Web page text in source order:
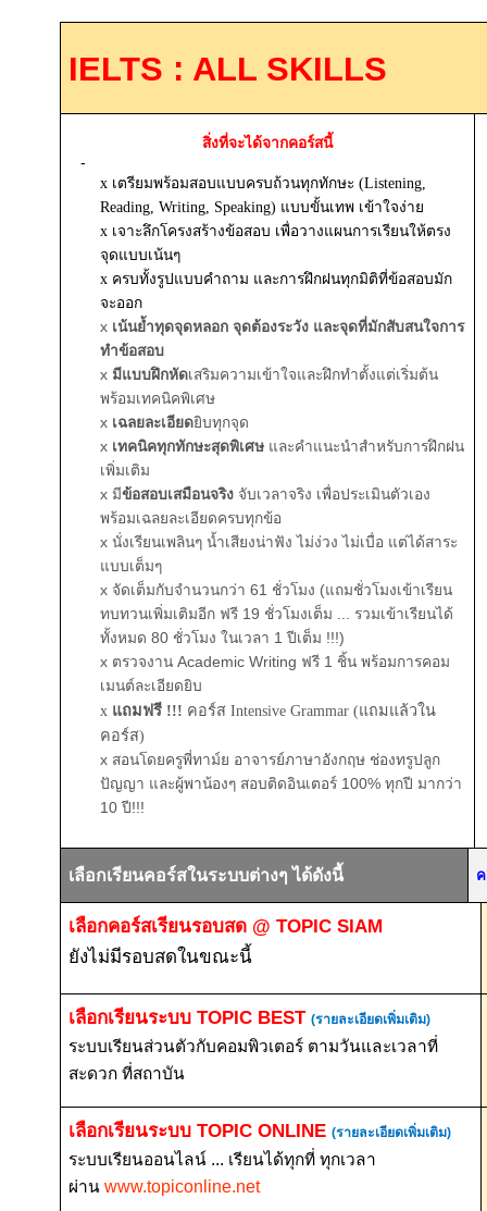
IELTS : ALL SKILLS
สิ่งที่จะได้จากคอร์สนี้
-
x เตรียมพร้อมสอบแบบครบถ้วนทุกทักษะ (Listening,
Reading, Writing, Speaking) แบบขั้นเทพ เข้าใจง่าย
x เจาะลึกโครงสร้างข้อสอบ เพื่อวางแผนการเรียนให้ตรง
จุดแบบเน้นๆ
x ครบทั้งรูปแบบคำถาม และการฝึกฝนทุกมิติที่ข้อสอบมัก
จะออก
x เน้นย้ำทุดจุดหลอก จุดต้องระวัง และจุดที่มักสับสนใจการ
ทำข้อสอบ
x มีแบบฝึกหัดเสริมความเข้าใจและฝึกทำตั้งแต่เริ่มต้น
พร้อมเทคนิคพิเศษ
x เฉลยละเอียดยิบทุกจุด
x เทคนิคทุกทักษะสุดพิเศษ และคำแนะนำสำหรับการฝึกฝน
เพิ่มเติม
x มีข้อสอบเสมือนจริง จับเวลาจริง เพื่อประเมินตัวเอง
พร้อมเฉลยละเอียดครบทุกข้อ
x นั่งเรียนเพลินๆ น้ำเสียงน่าฟัง ไม่ง่วง ไม่เบื่อ แต่ได้สาระ
แบบเต็มๆ
x จัดเต็มกับจำนวนกว่า 61 ชั่วโมง (แถมชั่วโมงเข้าเรียน
ทบทวนเพิ่มเติมอีก ฟรี 19 ชั่วโมงเต็ม ... รวมเข้าเรียนได้
ทั้งหมด 80 ชั่วโมง ในเวลา 1 ปีเต็ม !!!)
x ตรวจงาน Academic Writing ฟรี 1 ชิ้น พร้อมการคอม
เมนต์ละเอียดยิบ
x แถมฟรี !!! คอร์ส Intensive Grammar (แถมแล้วใน
คอร์ส)
x สอนโดยครูพี่ทาม์ย อาจารย์ภาษาอังกฤษ ช่องทรูปลูก
ปัญญา และผู้พาน้องๆ สอบติดอินเตอร์ 100% ทุกปี มากว่า
10 ปี!!!
เลือกเรียนคอร์สในระบบต่างๆ ได้ดังนี้
เลือกคอร์สเรียนรอบสด @ TOPIC SIAM
ยังไม่มีรอบสดในขณะนี้
เลือกเรียนระบบTOPIC BEST (รายละเอียดเพิ่มเติม)
ระบบเรียนส่วนตัวกับคอมพิวเตอร์ ตามวันและเวลาที่
สะดวก ที่สถาบัน
เลือกเรียนระบบTOPIC ONLINE (รายละเอียดเพิ่มเติม)
ระบบเรียนออนไลน์ ... เรียนได้ทุกที่ ทุกเวลา
ผ่านwww.topiconline.net